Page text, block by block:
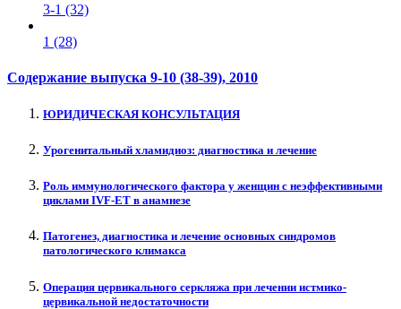
3-1 (32)
1 (28)
Содержание выпуска 9-10 (38-39), 2010
ЮРИДИЧЕСКАЯ КОНСУЛЬТАЦИЯ
Урогенитальный хламидиоз: диагностика и лечение
Роль иммунологического фактора у женщин с неэффективными
циклами IVF-ET в анамнезе
Патогенез, диагностика и лечение основных синдромов
патологического климакса
Операция цервикального серкляжа при лечении истмико-
цервикальной недостаточности